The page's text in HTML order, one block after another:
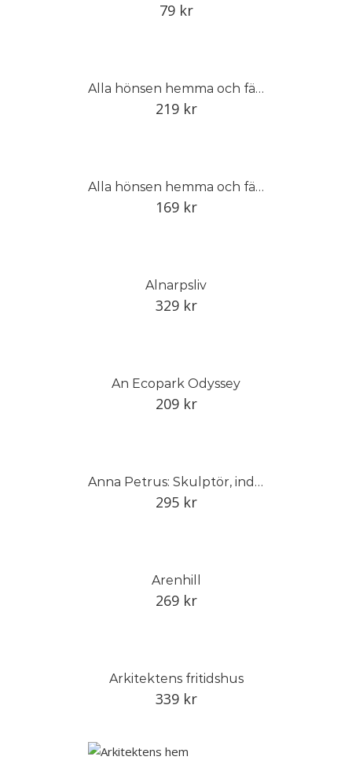
79 kr
Alla hönsen hemma och färska ägg i köket
219 kr
Alla hönsen hemma och färska ägg i köket
169 kr
Alnarpsliv
329 kr
An Ecopark Odyssey
209 kr
Anna Petrus: Skulptör, industrikonstnär och pionjär
295 kr
Arenhill
269 kr
Arkitektens fritidshus
339 kr